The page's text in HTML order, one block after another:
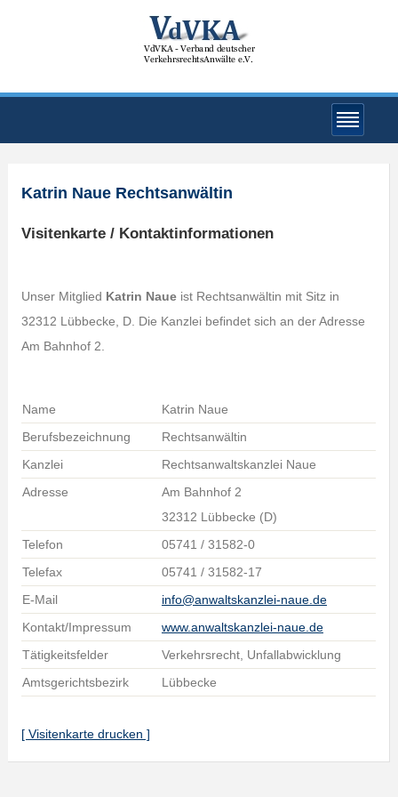
Katrin Naue Rechtsanwältin
Visitenkarte / Kontaktinformationen
Unser Mitglied Katrin Naueist Rechtsanwältin mit Sitz in
32312 Lübbecke, D. Die Kanzlei befindet sich an der Adresse
Am Bahnhof 2.
Name
Katrin Naue
Berufsbezeichnung
Rechtsanwältin
Kanzlei
Rechtsanwaltskanzlei Naue
Adresse
Am Bahnhof 2
32312 Lübbecke (D)
Telefon
05741 / 31582-0
Telefax
05741 / 31582-17
E-Mail
info@anwaltskanzlei-naue.de
Kontakt/Impressum
www.anwaltskanzlei-naue.de
Tätigkeitsfelder
Verkehrsrecht, Unfallabwicklung
Amtsgerichtsbezirk
Lübbecke
[ Visitenkarte drucken ]